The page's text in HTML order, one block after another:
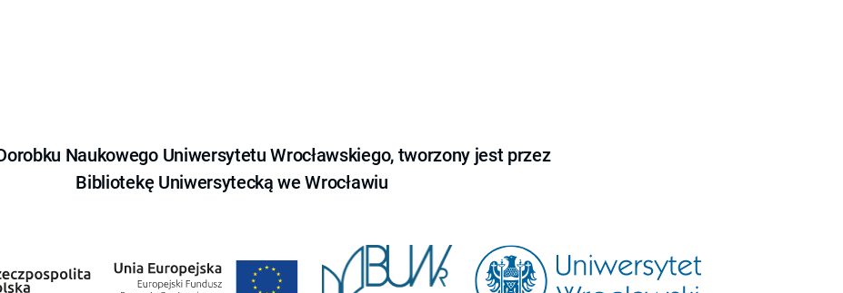
Naukowego Uniwersytetu Wrocławskiego, tworzony jest przez
Bibliotekę Uniwersytecką we Wrocławiu